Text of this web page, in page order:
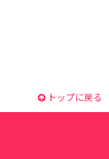
トップに戻る